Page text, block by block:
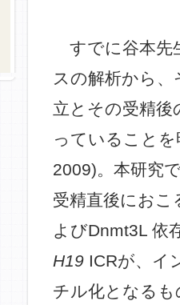
すでに谷本先
スの解析から、
立とその受精
っていること
2009)。本研究
受精直後におこ
よびDnmt3L 依
H19 ICRが、イ
チル化となる